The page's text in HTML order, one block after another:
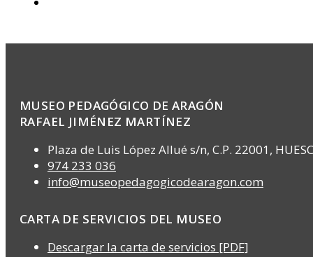
MUSEO PEDAGÓGICO DE ARAGÓN
RAFAEL JIMÉNEZ MARTÍNEZ
Plaza de Luis López Allué s/n, C.P. 22001,
974 233 036
info@museopedagogicodearagon.com
CARTA DE SERVICIOS DEL MUSEO
Descargar la carta de servicios [PDF]